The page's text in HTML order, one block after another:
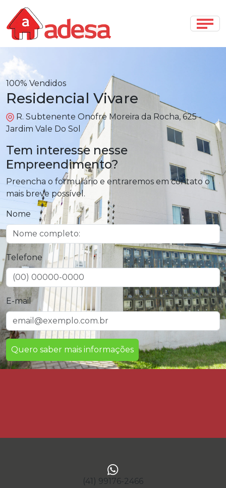
100% Vendidos
Residencial Vivare
R. Subtenente Onofre Moreira da Rocha, 625 -
Jardim Vale Do Sol
Tem interesse nesse
Empreendimento?
Preencha o formulário e entraremos em contato o
mais breve possível.
Nome
Telefone
E-mail
(41) 99176-2466